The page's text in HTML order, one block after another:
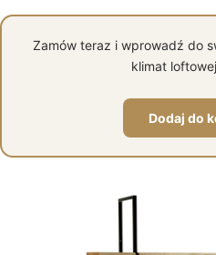
Zamów teraz i wprowadź do
klimat
Dodaj do